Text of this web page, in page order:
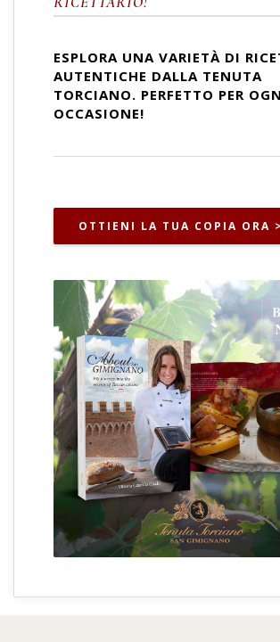
ESPLORA UNA VARIETÀ DI
AUTENTICHE DALLA TENUTA
TORCIANO. PERFETTO PER
OCCASIONE!
OTTIENI LA TUA COPIA ORA >